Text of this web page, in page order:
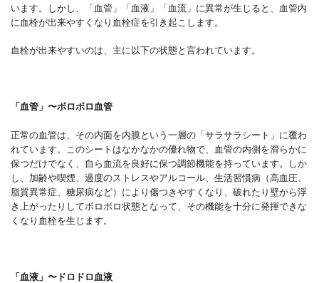
います。しかし、「血管」「血液」「血流」に異常が生じると、血管内
に血栓が出来やすくなり血栓症を引き起こします。
血栓が出来やすいのは、主に以下の状態と言われています。
「血管」〜ボロボロ血管
正常の血管は、その内面を内膜という一層の「サラサラシート」に覆わ
れています。このシートはなかなかの優れ物で、血管の内側を滑らかに
保つだけでなく、自ら血流を良好に保つ調節機能を持っています。しか
し、加齢や喫煙、過度のストレスやアルコール、生活習慣病（高血圧、
脂質異常症、糖尿病など）により傷つきやすくなり、破れたり壁から浮
き上がったりしてボロボロ状態となって、その機能を十分に発揮できな
くなり血栓を生じます。
「血液」〜ドロドロ血液